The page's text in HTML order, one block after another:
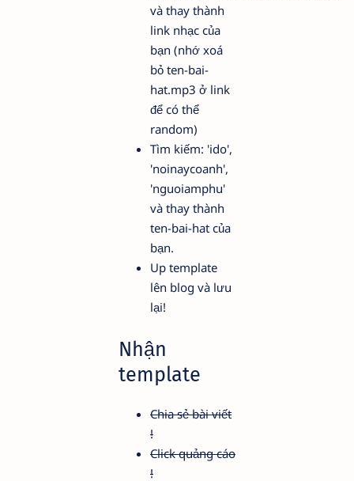
và thay thành
link nhạc của
bạn (nhớ xoá
bỏ ten-bai-
hat.mp3 ở link
để có thể
random)
Tìm kiếm: 'ido',
'noinaycoanh',
'nguoiamphu'
và thay thành
ten-bai-hat của
bạn.
Up template
lên blog và lưu
lại!
Nhận
template
Chia sẻ bài viết
!
Click quảng cáo
!